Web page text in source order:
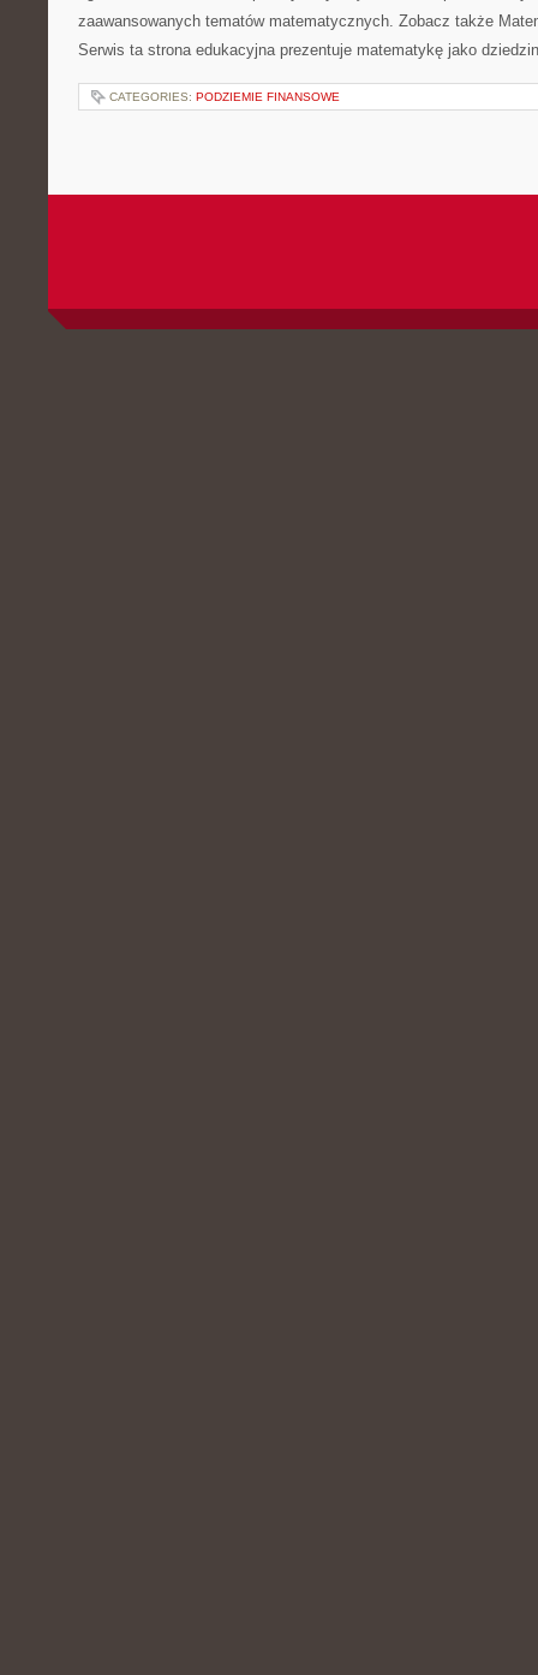
zaawansowanych tematów matematycznych. Zobacz także
Serwis ta strona edukacyjna prezentuje matematykę jako
CATEGORIES: PODZIEMIE FINANSOWE